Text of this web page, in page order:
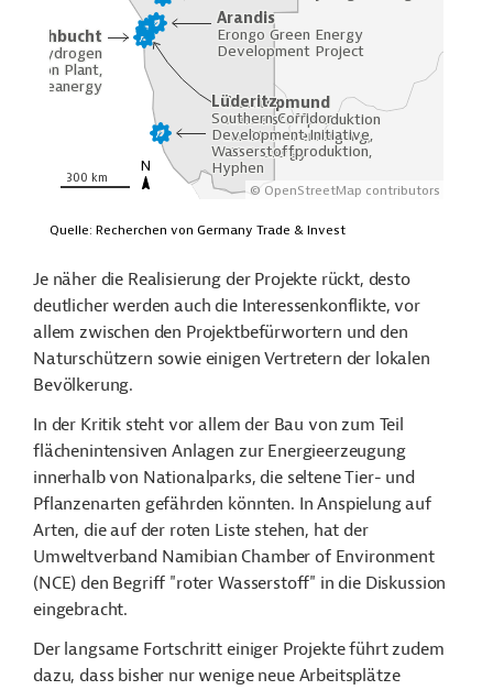
Je näher die Realisierung der Projekte rückt, desto
deutlicher werden auch die Interessenkonflikte, vor
allem zwischen den Projektbefürwortern und den
Naturschützern sowie einigen Vertretern der lokalen
Bevölkerung.
In der Kritik steht vor allem der Bau von zum Teil
flächenintensiven Anlagen zur Energieerzeugung
innerhalb von Nationalparks, die seltene Tier- und
Pflanzenarten gefährden könnten. In Anspielung auf
Arten, die auf der roten Liste stehen, hat der
Umweltverband Namibian Chamber of Environment
(NCE) den Begriff "roter Wasserstoff" in die Diskussion
eingebracht.
Der langsame Fortschritt einiger Projekte führt zudem
dazu, dass bisher nur wenige neue Arbeitsplätze